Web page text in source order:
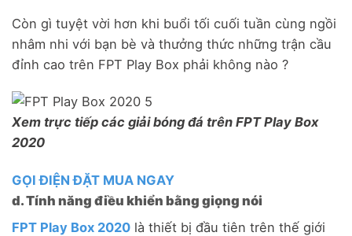
Còn gì tuyệt vời hơn khi buổi tối cuối tuần cùng ngồi
nhâm nhi với bạn bè và thưởng thức những trận cầu
đỉnh cao trên FPT Play Box phải không nào ?
Xem trực tiếp các giải bóng đá trên FPT Play Box
2020
GỌI ĐIỆN ĐẶT MUA NGAY
d. Tính năng điều khiển bằng giọng nói
FPT Play Box 2020 là thiết bị đầu tiên trên thế giới